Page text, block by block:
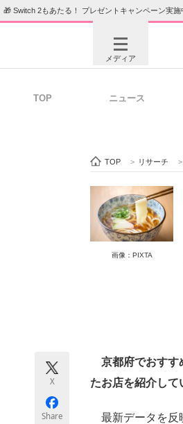
🎁 Switch 2もあたる！ プレゼントキャンペーン実施
メディア
ビジネスと働き
ITエンジニア向け
ちょっと気になる
TOP ニュース
TOP > リサーチ >
画像：PIXTA
X
Share
京都府でおすす
たお店を紹介して
最新データを反